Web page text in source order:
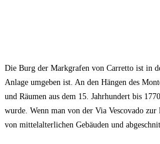
Die Burg der Markgrafen von Carretto ist in
Anlage umgeben ist. An den Hängen des
und Räumen aus dem 15. Jahrhundert bis
wurde. Wenn man von der Via Vescovado
von mittelalterlichen Gebäuden und